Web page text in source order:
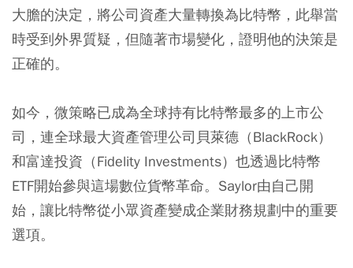
大膽的決定，將公司資產大量轉換為比特幣，此舉當
時受到外界質疑，但隨著市場變化，證明他的決策是
正確的。
如今，微策略已成為全球持有比特幣最多的上市公
司，連全球最大資產管理公司貝萊德（BlackRock）
和富達投資（Fidelity Investments）也透過比特幣
ETF開始參與這場數位貨幣革命。Saylor由自己開
始，讓比特幣從小眾資產變成企業財務規劃中的重要
選項。